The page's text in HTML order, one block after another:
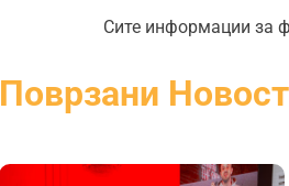
Сите информации за
Поврзани